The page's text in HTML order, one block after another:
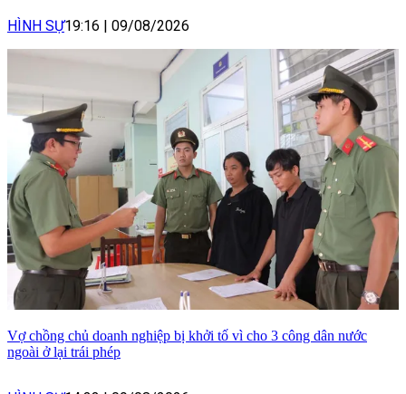
HÌNH SỰ19:16 | 09/08/2026
Vợ chồng chủ doanh nghiệp bị khởi tố vì cho 3 công dân nước
ngoài ở lại trái phép